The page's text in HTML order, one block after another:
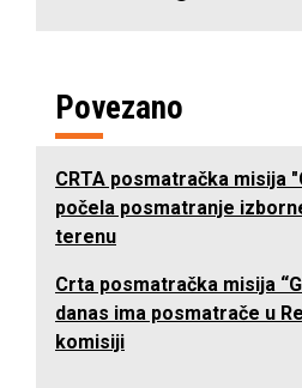
Povezano
CRTA posmatračka misija
počela posmatranje
terenu
Crta posmatračka misija
danas ima posmatrače u
komisiji